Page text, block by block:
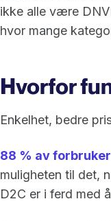
ikke alle være
hvor mange
Hvorfor
Enkelhet, bedre
88 % av
muligheten til det,
D2C er i ferd med